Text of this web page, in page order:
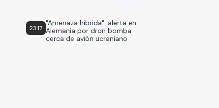
23:17
"Amenaza híbrida": alerta en
Alemania por dron bomba
cerca de avión ucraniano